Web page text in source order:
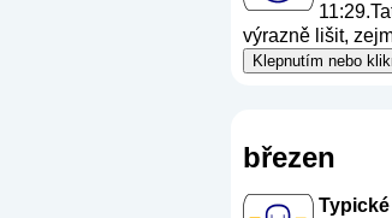
výrazně lišit,
Klepnutím nebo
březen